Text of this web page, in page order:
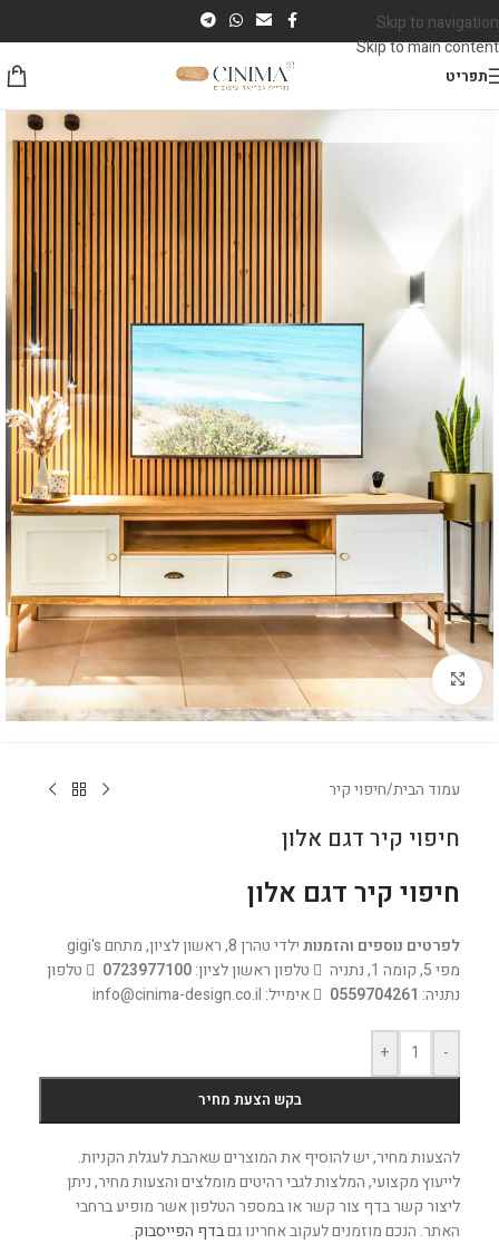
Skip to navigation
Skip to main content
תפריט
לחץ להגדלה
עמוד הבית/חיפוי קיר
חיפוי קיר דגם אלון
חיפוי קיר דגם אלון
לפרטים נוספים והזמנותילדי טהרן 8, ראשון לציון, מתחם gigi's
מפי 5, קומה 1, נתניה
טלפון ראשון לציון:0723977100
טלפון
נתניה: 0559704261 אימייל: info@cinima-design.co.il
-
+
בקש הצעת מחיר
להצעות מחיר, יש להוסיף את המוצרים שאהבת לעגלת הקניות.
לייעוץ מקצועי, המלצות לגבי רהיטים מומלצים והצעות מחיר, ניתן
ליצור קשר בדף צור קשר או במספר הטלפון אשר מופיע ברחבי
האתר. הנכם מוזמנים לעקוב אחרינו גםבדף הפייסבוק.